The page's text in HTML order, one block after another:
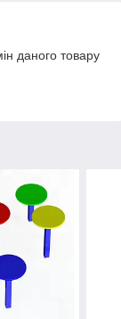
даного товару